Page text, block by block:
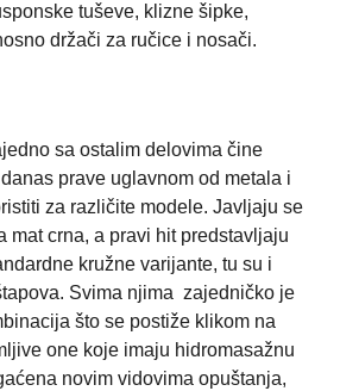
tuševe, klizne šipke,
držači za ručice i nosači.
sa ostalim delovima čine
prave uglavnom od metala i
za različite modele. Javljaju se
mat crna, a pravi hit predstavljaju
kružne varijante, tu su i
Svima njima zajedničko je
što se postiže klikom na
one koje imaju hidromasažnu
novim vidovima opuštanja,